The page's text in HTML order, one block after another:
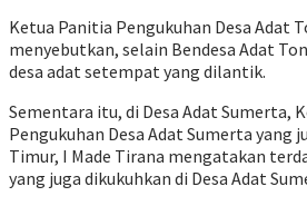
Ketua Panitia Pengukuhan Desa Adat
menyebutkan, selain Bendesa Adat
desa adat setempat yang dilantik.
Sementara itu, di Desa Adat Sumerta,
Pengukuhan Desa Adat Sumerta yang
Timur, I Made Tirana mengatakan
yang juga dikukuhkan di Desa Adat